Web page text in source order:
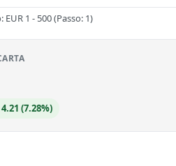
: EUR 1 - 500(Passo: 1)
(7.28%)